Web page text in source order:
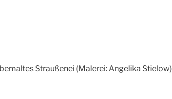
Straußenei (Malerei: Angelika Stielow)